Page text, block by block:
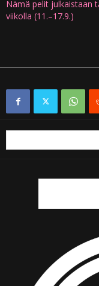
Nämä pelit julkaistaan
viikolla (11.–17.9.)